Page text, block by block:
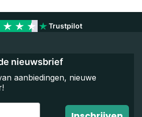
Trustpilot
nieuwsbrief
aanbiedingen, nieuwe